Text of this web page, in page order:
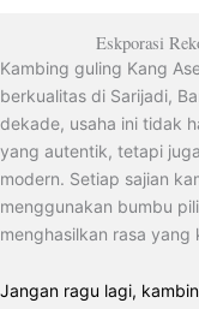
Eskporasi
Kambing guling Kang
berkualitas di Sarijadi,
dekade, usaha ini tidak
yang autentik, tetapi
modern. Setiap sajian
menggunakan bumbu
menghasilkan rasa yang
Jangan ragu lagi,